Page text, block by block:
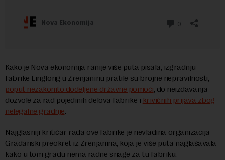
Kako je Nova ekonomija ranije više puta pisala, izgradnju
fabrike Linglong u Zrenjaninu pratile su brojne nepravilnosti,
poput nezakonito dodeljene državne pomoći, do neizdavanja
dozvole za rad pojedinih delova fabrike i krivičnih prijava zbog
nelegalne gradnje.
Najglasniji kritičar rada ove fabrike je nevladina organizacija
Građanski preokret iz Zrenjanina, koja je više puta naglašavala
kako u tom gradu nema radne snage za tu fabriku.